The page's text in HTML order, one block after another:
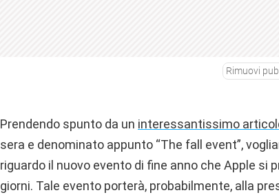
Rimuovi
Prendendo spunto da un interessantissimo
sera e denominato appunto “The fall event”,
riguardo il nuovo evento di fine anno che Apple si
giorni. Tale evento porterà, probabilmente, alla